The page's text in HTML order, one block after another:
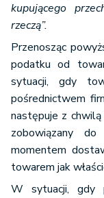
kupującego
rzeczą”.
Przenosząc
podatku od
sytuacji, gdy
pośrednictwem
następuje z
zobowiązany
momentem
towarem jak
W sytuacji, gdy